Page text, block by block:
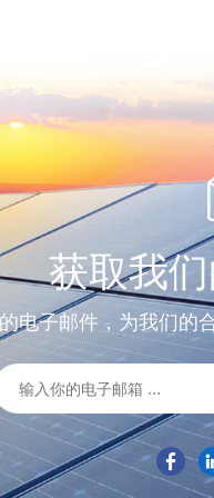
获取我
电子邮件，为我们的